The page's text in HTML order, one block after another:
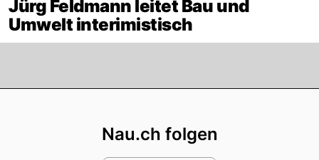
Jürg Feldmann leitet Bau und
Umwelt interimistisch
Nau.ch folgen